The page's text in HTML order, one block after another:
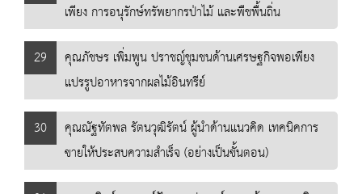
เพียง การอนุรักษ์ทรัพยากรป่าไม้ และพืชพื้นถิ่น
29
คุณภัชษร เพิ่มพูน ปราชญ์ชุมชนด้านเศรษฐกิจพอเพียง
แปรรูปอาหารจากผลไม้อินทรีย์
30
คุณณัฐทัตพล รัตนวุฒิรัตน์ ผู้นำด้านแนวคิด เทคนิคการ
ขายให้ประสบความสำเร็จ (อย่างเป็นขั้นตอน)